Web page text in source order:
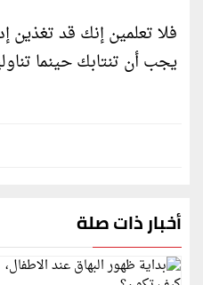
فلا تعلمين إنك قد تغذين
يجب أن تنتابك حينما
أخبار ذات صلة